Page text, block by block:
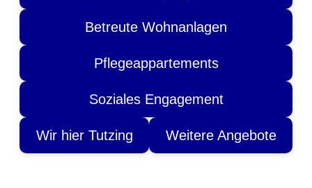
Betreute Wohnanlagen
Pflegeappartements
Soziales Engagement
Wir hier Tutzing Weitere Angebote